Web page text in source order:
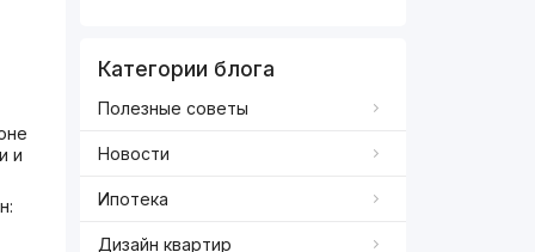
и
Категории блога
Полезные советы
Новости
Ипотека
Дизайн квартир